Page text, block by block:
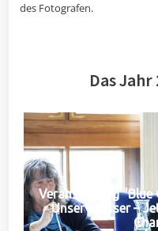
des Fotografen.
Das
Veranstaltung "Blue
Unser Wasser –